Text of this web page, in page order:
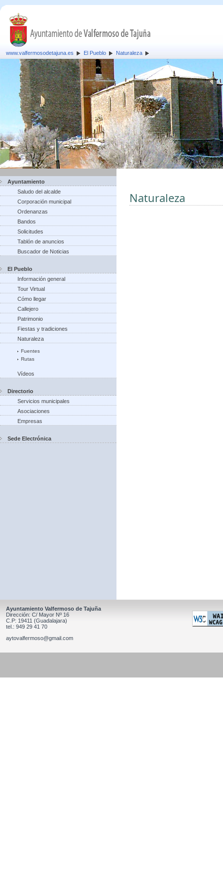
www.valfermosodetajuna.es El Pueblo Naturaleza
Ayuntamiento
Saludo del alcalde
Corporación municipal
Ordenanzas
Bandos
Solicitudes
Tablón de anuncios
Buscador de Noticias
El Pueblo
Información general
Tour Virtual
Cómo llegar
Callejero
Patrimonio
Fiestas y tradiciones
Naturaleza
Fuentes
Rutas
Vídeos
Directorio
Servicios municipales
Asociaciones
Empresas
Sede Electrónica
Naturaleza
Ayuntamiento Valfermoso de Tajuña
Dirección: C/ Mayor Nº 16
C.P: 19411 (Guadalajara)
tel.: 949 29 41 70
aytovalfermoso@gmail.com